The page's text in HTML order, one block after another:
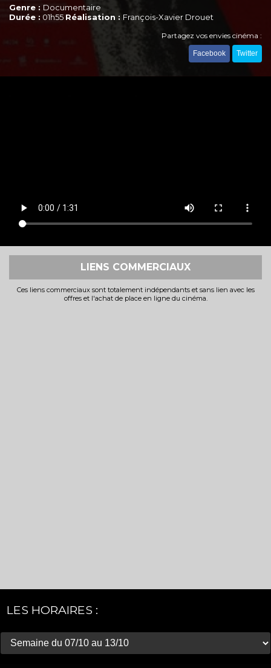
Genre : Documentaire
Durée : 01h55 Réalisation : François-Xavier Drouet
Partagez vos envies cinéma :
Facebook Twitter
LIENS COMMERCIAUX
Ces liens commerciaux sont totalement indépendants et sans lien avec les
offres et l'achat de place en ligne du cinéma.
LES HORAIRES :